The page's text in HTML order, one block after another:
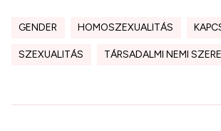
GENDER HOMOSZEXUALITÁS
SZEXUALITÁS TÁRSADALMI NEMI